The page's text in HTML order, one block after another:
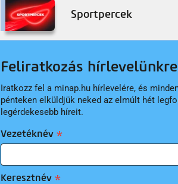
Sportpercek
Feliratkozás hírlevelünkre
Iratkozz fel a minap.hu hírlevelére, és
pénteken elküldjük neked az elmúlt hét
legérdekesebb híreit.
Vezetéknév
Keresztnév